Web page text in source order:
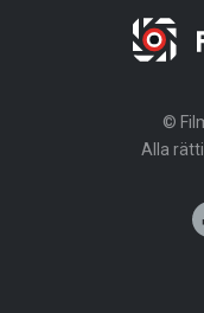
©
Alla